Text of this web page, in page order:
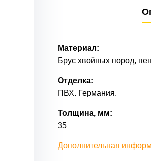
Материал:
Брус хвойных пород,
Отделка:
ПВХ. Германия.
Толщина, мм:
35
Дополнительная